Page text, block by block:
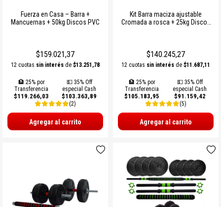
Fuerza en Casa – Barra +
Mancuernas + 50kg Discos PVC
$159.021,37
12 cuotas sin interés de $13.251,78
🏦 25% por
Transferencia
$119.266,03
💵 35% Off
especial Cash
$103.363,89
(2)
Agregar al carrito
Kit Barra maciza ajustable
Cromada a rosca + 25kg Discos
$140.245,27
12 cuotas sin interés de $11.687,11
🏦 25% por
Transferencia
$105.183,95
💵 35% Off
especial Cash
$91.159,42
(5)
Agregar al carrito